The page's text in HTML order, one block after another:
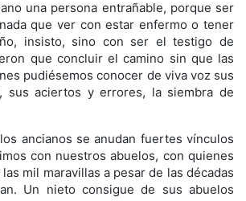
una persona entrañable, porque ser
que ver con estar enfermo o tener
insisto, sino con ser el testigo de
que concluir el camino sin que las
pudiésemos conocer de viva voz sus
sus aciertos y errores, la siembra de
ancianos se anudan fuertes vínculos
con nuestros abuelos, con quienes
mil maravillas a pesar de las décadas
Un nieto consigue de sus abuelos